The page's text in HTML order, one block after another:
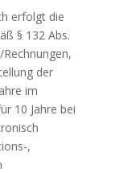
erfolgt die
§ 132 Abs.
der
im
10 Jahre bei
,